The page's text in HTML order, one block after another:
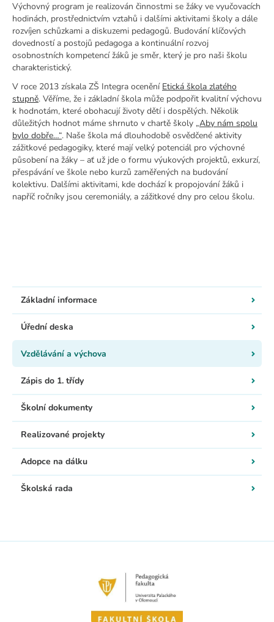
Výchovný program je realizován činnostmi se žáky ve vyučovacích
hodinách, prostřednictvím vztahů i dalšími aktivitami školy a dále
rozvíjen schůzkami a diskuzemi pedagogů. Budování klíčových
dovedností a postojů pedagoga a kontinuální rozvoj
osobnostních kompetencí žáků je směr, který je pro naši školu
charakteristický.
V roce 2013 získala ZŠ Integra ocenění Etická škola zlatého
stupně. Věříme, že i základní škola může podpořit kvalitní výchovu
k hodnotám, které obohacují životy dětí i dospělých. Několik
důležitých hodnot máme shrnuto v chartě školy „Aby nám spolu
bylo dobře…“. Naše škola má dlouhodobě osvědčené aktivity
zážitkové pedagogiky, které mají velký potenciál pro výchovné
působení na žáky – ať už jde o formu výukových projektů, exkurzí,
přespávání ve škole nebo kurzů zaměřených na budování
kolektivu. Dalšími aktivitami, kde dochází k propojování žáků i
napříč ročníky jsou ceremoniály, a zážitkové dny pro celou školu.
Základní informace
Úřední deska
Vzdělávání a výchova
Zápis do 1. třídy
Školní dokumenty
Realizované projekty
Adopce na dálku
Školská rada